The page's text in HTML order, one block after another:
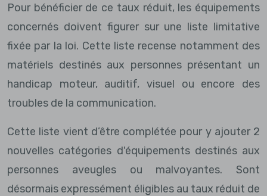
Pour bénéficier de ce taux réduit, les équipements
concernés doivent figurer sur une liste limitative
fixée par la loi. Cette liste recense notamment des
matériels destinés aux personnes présentant un
handicap moteur, auditif, visuel ou encore des
troubles de la communication.
Cette liste vient d’être complétée pour y ajouter 2
nouvelles catégories d'équipements destinés aux
personnes aveugles ou malvoyantes. Sont
désormais expressément éligibles au taux réduit de